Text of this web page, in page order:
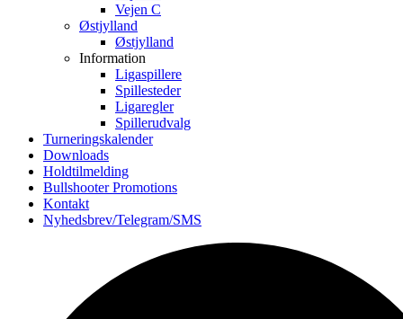
Vejen C
Østjylland
Østjylland
Information
Ligaspillere
Spillesteder
Ligaregler
Spillerudvalg
Turneringskalender
Downloads
Holdtilmelding
Bullshooter Promotions
Kontakt
Nyhedsbrev/Telegram/SMS